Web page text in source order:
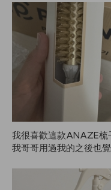
太久（不過噴的時候心情
好）。我其實噴得滿多的
然定型力不是特別強，
效果還算適中，我覺得
之前網購過日本噴霧，用
髮受損，洗完頭還是覺
的，所以換成了美髮師
品。這是我第一次用
E，用完就來寫心得。如
果一直不錯，我會繼續
（照片是早上噴完4小時
有點亂了）
我很喜歡這款ANAZE梳
我哥哥用過我的之後也
幫他選了適合男生的尺寸